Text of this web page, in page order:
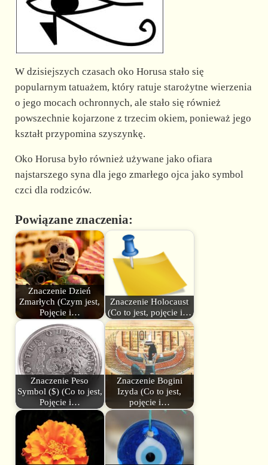
W dzisiejszych czasach oko Horusa stało się
popularnym tatuażem, który ratuje starożytne wierzenia
o jego mocach ochronnych, ale stało się również
powszechnie kojarzone z trzecim okiem, ponieważ jego
kształt przypomina szyszynkę.
Oko Horusa było również używane jako ofiara
najstarszego syna dla jego zmarłego ojca jako symbol
czci dla rodziców.
Powiązane znaczenia:
Znaczenie Dzień
Zmarłych (Czym jest,
Pojęcie i…
Znaczenie Holocaust
(Co to jest, pojęcie i…
Znaczenie Peso
Symbol ($) (Co to jest,
Pojęcie i…
Znaczenie Bogini
Izyda (Co to jest,
pojęcie i…